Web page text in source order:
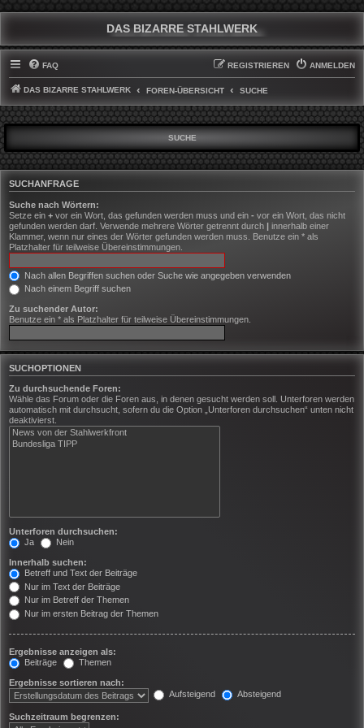
DAS BIZARRE STAHLWERK
FAQ ANMELDEN
REGISTRIEREN
DAS BIZARRE STAHLWERK FOREN-ÜBERSICHT SUCHE
SUCHE
SUCHANFRAGE
Suche nach Wörtern:
Setze ein + vor ein Wort, das gefunden werden muss und ein - vor ein Wort, das nicht
gefunden werden darf. Verwende mehrere Wörter getrennt durch | innerhalb einer
Klammer, wenn nur eines der Wörter gefunden werden muss. Benutze ein * als
Platzhalter für teilweise Übereinstimmungen.
Nach allen Begriffen suchen oder Suche wie angegeben verwenden
Nach einem Begriff suchen
Zu suchender Autor:
Benutze ein * als Platzhalter für teilweise Übereinstimmungen.
SUCHOPTIONEN
Zu durchsuchende Foren:
Wähle das Forum oder die Foren aus, in denen gesucht werden soll. Unterforen werden
automatisch mit durchsucht, sofern du die Option „Unterforen durchsuchen“ unten nicht
deaktivierst.
Unterforen durchsuchen:
Ja
Nein
Innerhalb suchen:
Betreff und Text der Beiträge
Nur im Text der Beiträge
Nur im Betreff der Themen
Nur im ersten Beitrag der Themen
Ergebnisse anzeigen als:
Beiträge
Themen
Ergebnisse sortieren nach:
Aufsteigend
Absteigend
Suchzeitraum begrenzen: